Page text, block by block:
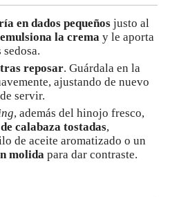
en dados pequeños justo al
emulsiona la crema y le aporta
reposar. Guárdala en la
ajustando de nuevo
servir.
, además del hinojo fresco,
calabaza tostadas,
de aceite aromatizado o un
molida para dar contraste.